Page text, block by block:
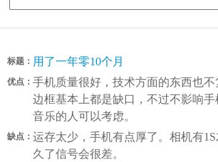
标题： 用了一年零10个月
优点： 手机质量很好，技术方面的东西也
边框基本上都是缺口，不过不影响
音乐的人可以考虑。
缺点： 运存太少，手机有点厚了。相机有
久了信号会很差。